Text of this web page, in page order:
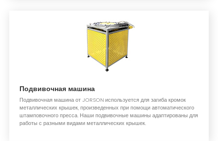
Подвивочная машина
Подвивочная машина от JORSON используется для загиба кромок
металлических крышек, произведенных при помощи автоматического
штамповочного пресса. Наши подвивочные машины адаптированы для
работы с разными видами металлических крышек.